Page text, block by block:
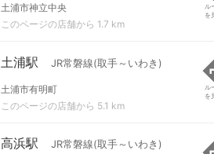
土浦市神立中央
このページの店舗から 1.7 km
ル
を
土浦駅 JR常磐線(取手～いわき)
土浦市有明町
このページの店舗から 5.1 km
ル
を
高浜駅 JR常磐線(取手～いわき)